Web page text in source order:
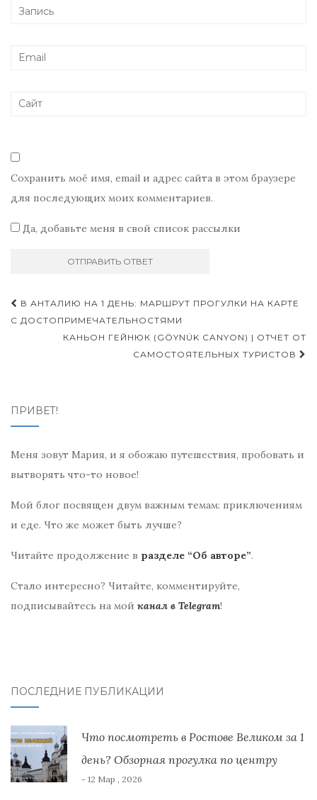
Сохранить моё имя, email и адрес сайта в этом браузере
для последующих моих комментариев.
Да, добавьте меня в свой список рассылки
Навигация
по
записям
В АНТАЛИЮ НА 1 ДЕНЬ: МАРШРУТ ПРОГУЛКИ НА КАРТЕ
С ДОСТОПРИМЕЧАТЕЛЬНОСТЯМИ
КАНЬОН ГЕЙНЮК (GÖYNÜK CANYON) | ОТЧЕТ ОТ
САМОСТОЯТЕЛЬНЫХ ТУРИСТОВ
ПРИВЕТ!
Меня зовут Мария, и я обожаю путешествия, пробовать и
вытворять что-то новое!
Мой блог посвящен двум важным темам: приключениям
и еде. Что же может быть лучше?
Читайте продолжение в разделе “Об авторе”.
Стало интересно? Читайте, комментируйте,
подписывайтесь на мой канал в Telegram!
ПОСЛЕДНИЕ ПУБЛИКАЦИИ
Что посмотреть в Ростове Великом за 1
день? Обзорная прогулка по центру
- 12 Мар , 2026